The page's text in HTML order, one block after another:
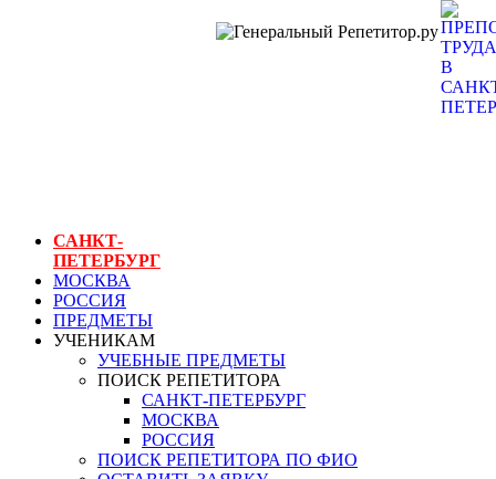
САНКТ-
ПЕТЕРБУРГ
МОСКВА
РОССИЯ
ПРЕДМЕТЫ
УЧЕНИКАМ
УЧЕБНЫЕ ПРЕДМЕТЫ
ПОИСК РЕПЕТИТОРА
САНКТ-ПЕТЕРБУРГ
МОСКВА
РОССИЯ
ПОИСК РЕПЕТИТОРА ПО ФИО